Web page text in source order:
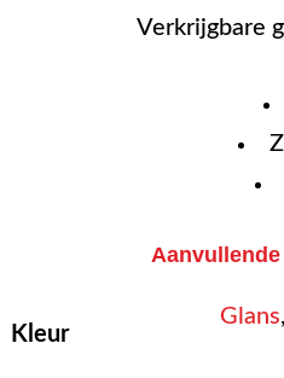
Verkrijgbare
Kleur
Glans,